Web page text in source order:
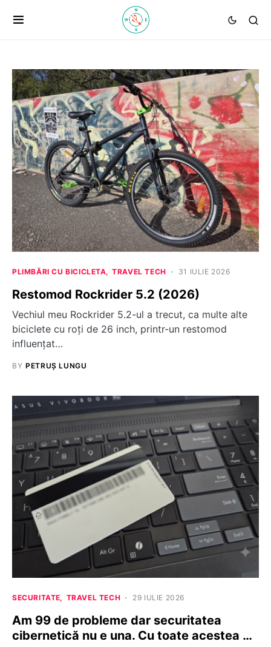
PLIMBĂRI CU BICICLETA TRAVEL TECH 31 IULIE 2026
Restomod Rockrider 5.2 (2026)
Vechiul meu Rockrider 5.2-ul a trecut, ca multe alte
biciclete cu roți de 26 inch, printr-un restomod
influențat…
BY PETRUȘ LUNGU
SECURITATE TRAVEL TECH 29 IULIE 2026
Am 99 de probleme dar securitatea
cibernetică nu e una. Cu toate acestea …